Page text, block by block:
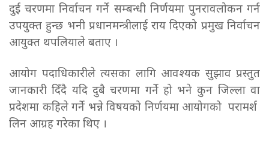
दुई चरणमा निर्वाचन गर्ने सम्बन्धी निर्णयमा पुनरावलोकन गर्न
उपयुक्त हुन्छ भनी प्रधानमन्त्रीलाई राय दिएको प्रमुख निर्वाचन
आयुक्त थपलियाले बताए ।
आयोग पदाधिकारीले त्यसका लागि आवश्यक सुझाव प्रस्तुत
जानकारी दिँदै यदि दुबै चरणमा गर्ने हो भने कुन जिल्ला वा
प्रदेशमा कहिले गर्ने भन्ने विषयको निर्णयमा आयोगको परामर्श
लिन आग्रह गरेका थिए ।